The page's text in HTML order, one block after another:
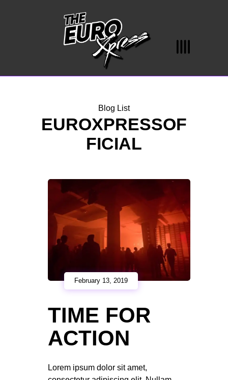
Blog List
EUROXPRESSOF
FICIAL
February 13, 2019
TIME FOR
ACTION
Lorem ipsum dolor sit amet,